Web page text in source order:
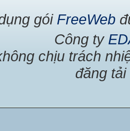
gói FreeWeb
Công ty
chịu trách
đăng